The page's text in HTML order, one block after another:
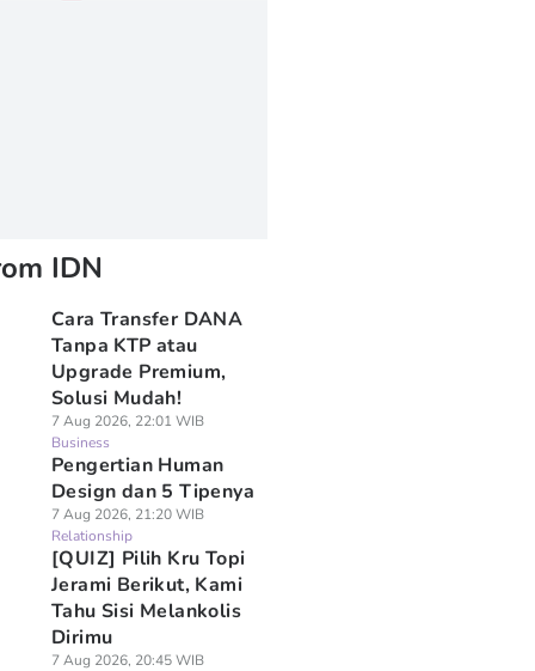
IDN
Cara Transfer DANA
Tanpa KTP atau
Upgrade Premium,
Solusi Mudah!
7 Aug 2026, 22:01 WIB
Business
Pengertian Human
Design dan 5 Tipenya
7 Aug 2026, 21:20 WIB
Relationship
[QUIZ] Pilih Kru Topi
Jerami Berikut, Kami
Tahu Sisi Melankolis
Dirimu
7 Aug 2026, 20:45 WIB